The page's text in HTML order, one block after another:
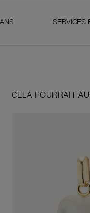
SERVICES
CELA POURRAIT